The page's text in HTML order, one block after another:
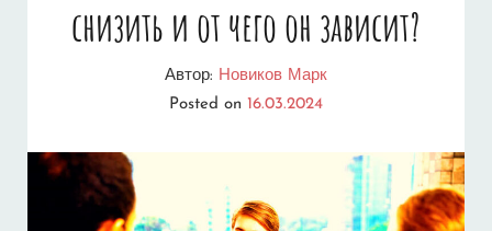
ДЕШЁРУЮ
ИПОТЕКУ
снизить и от чего он зависит?
Автор: Новиков Марк
Posted on 16.03.2024